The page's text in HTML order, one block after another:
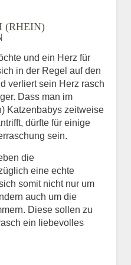
(RHEIN)
und ein Herz für
in der Regel auf den
verliert sein Herz rasch
Dass man im
Katzenbabys zeitweise
dürfte für einige
sein.
die
eine echte
somit nicht nur um
auch um die
Diese sollen zu
ein liebevolles